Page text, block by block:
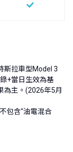
斯拉車型Model 3
+當日生效為基
為主。(2026年5月
包含"油電混合